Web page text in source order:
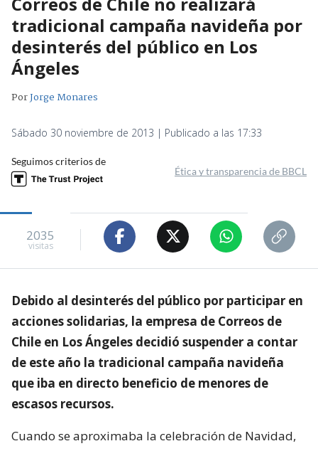
tradicional campaña navideña por
desinterés del público en Los
Ángeles
PorJorge Monares
Sábado 30 noviembre de 2013 | Publicado a las 17:33
Seguimos criterios de
Ética y transparencia de BBCL
2035
visitas
Debido al desinterés del público por participar en
acciones solidarias, la empresa de Correos de
Chile en Los Ángeles decidió suspender a contar
de este año la tradicional campaña navideña
que iba en directo beneficio de menores de
escasos recursos.
Cuando se aproximaba la celebración de Navidad,